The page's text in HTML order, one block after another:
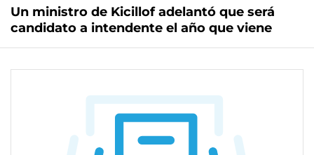
Un ministro de Kicillof adelantó que será
candidato a intendente el año que viene